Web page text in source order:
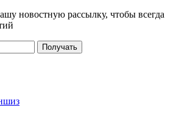
новостную рассылку, чтобы всегда
Получать